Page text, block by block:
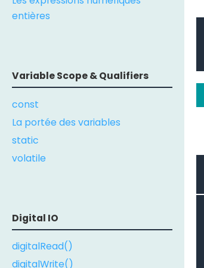
entières
Variable Scope & Qualifiers
const
La portée des variables
static
volatile
Digital IO
digitalRead()
digitalWrite()